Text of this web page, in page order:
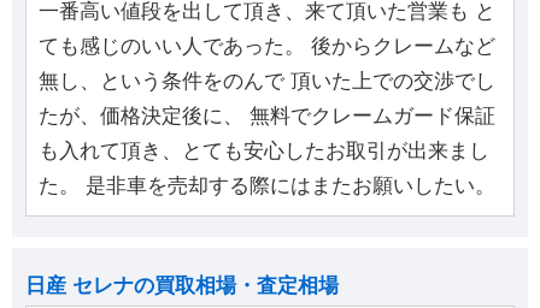
一番高い値段を出して頂き、来て頂いた営業も と
ても感じのいい人であった。 後からクレームなど
無し、という条件をのんで 頂いた上での交渉でし
たが、価格決定後に、 無料でクレームガード保証
も入れて頂き、とても安心したお取引が出来まし
た。 是非車を売却する際にはまたお願いしたい。
日産 セレナの買取相場・査定相場